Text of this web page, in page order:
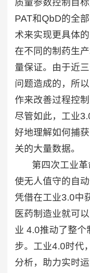
质量参数控制目
PAT和QbD的全
术来实现更具体
在不同的制药生
量保证。由于近
问题造成的，所
作来改善过程控
尽管如此，工业
好地理解如何捕
关的大量数据。
第四次工业革
使无人值守的自
凭借在工业3.0中
医药制造业就可
业 4.0推动了整个
步。工业4.0时代
分析，助力实时